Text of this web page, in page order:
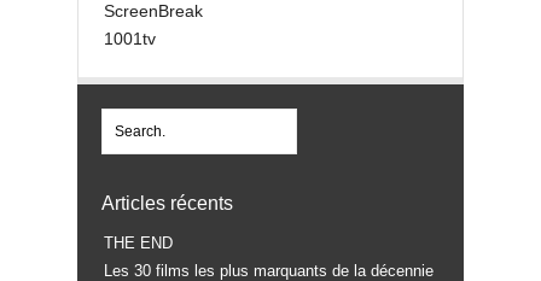
ScreenBreak
1001tv
Articles récents
THE END
Les 30 films les plus marquants de la décennie